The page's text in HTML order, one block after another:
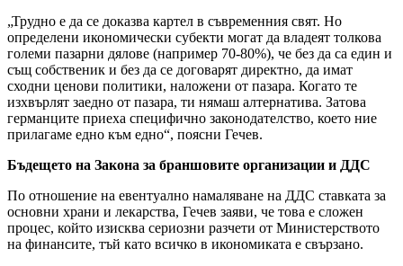
„Трудно е да се доказва картел в съвременния свят. Но
определени икономически субекти могат да владеят толкова
големи пазарни дялове (например 70-80%), че без да са един и
същ собственик и без да се договарят директно, да имат
сходни ценови политики, наложени от пазара. Когато те
изхвърлят заедно от пазара, ти нямаш алтернатива. Затова
германците приеха специфично законодателство, което ние
прилагаме едно към едно“, поясни Гечев.
Бъдещето на Закона за браншовите организации и ДДС
По отношение на евентуално намаляване на ДДС ставката за
основни храни и лекарства, Гечев заяви, че това е сложен
процес, който изисква сериозни разчети от Министерството
на финансите, тъй като всичко в икономиката е свързано.